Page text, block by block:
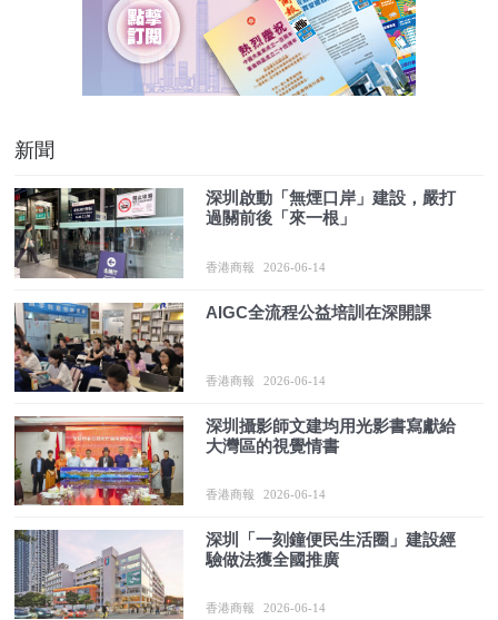
新聞
深圳啟動「無煙口岸」建設，嚴打
過關前後「來一根」
香港商報 2026-06-14
AIGC全流程公益培訓在深開課
香港商報 2026-06-14
深圳攝影師文建均用光影書寫獻給
大灣區的視覺情書
香港商報 2026-06-14
深圳「一刻鐘便民生活圈」建設經
驗做法獲全國推廣
香港商報 2026-06-14